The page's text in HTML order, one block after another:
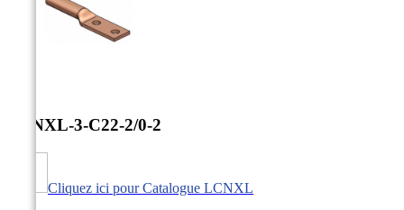
LCNXL-3-C22-2/0-2
Cliquez ici pour Catalogue LCNXL